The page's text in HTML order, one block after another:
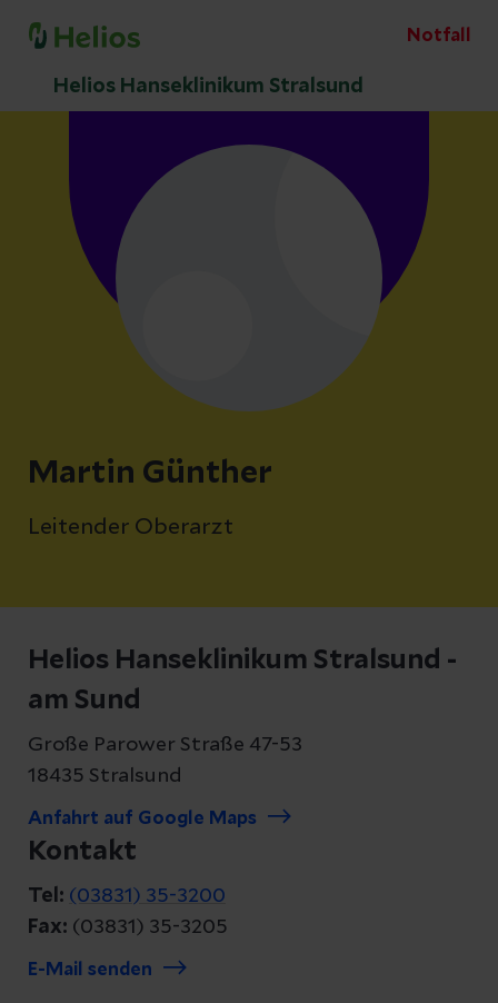
Notfall
Helios Hanseklinikum Stralsund
Martin Günther
Leitender Oberarzt
Helios Hanseklinikum Stralsund -
am Sund
Große Parower Straße 47-53
18435 Stralsund
Anfahrt auf Google Maps
Kontakt
Tel: (03831) 35-3200
Fax: (03831) 35-3205
E-Mail senden